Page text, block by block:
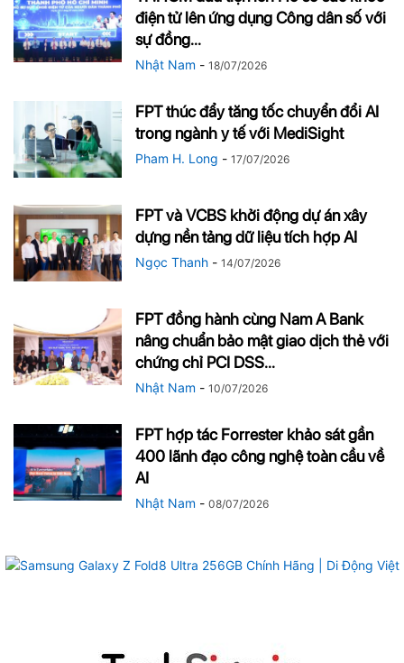
điện tử lên ứng dụng Công dân số với
sự đồng...
Nhật Nam - 18/07/2026
FPT thúc đẩy tăng tốc chuyển đổi AI
trong ngành y tế với MediSight
Pham H. Long - 17/07/2026
FPT và VCBS khởi động dự án xây
dựng nền tảng dữ liệu tích hợp AI
Ngọc Thanh - 14/07/2026
FPT đồng hành cùng Nam A Bank
nâng chuẩn bảo mật giao dịch thẻ với
chứng chỉ PCI DSS...
Nhật Nam - 10/07/2026
FPT hợp tác Forrester khảo sát gần
400 lãnh đạo công nghệ toàn cầu về
AI
Nhật Nam - 08/07/2026